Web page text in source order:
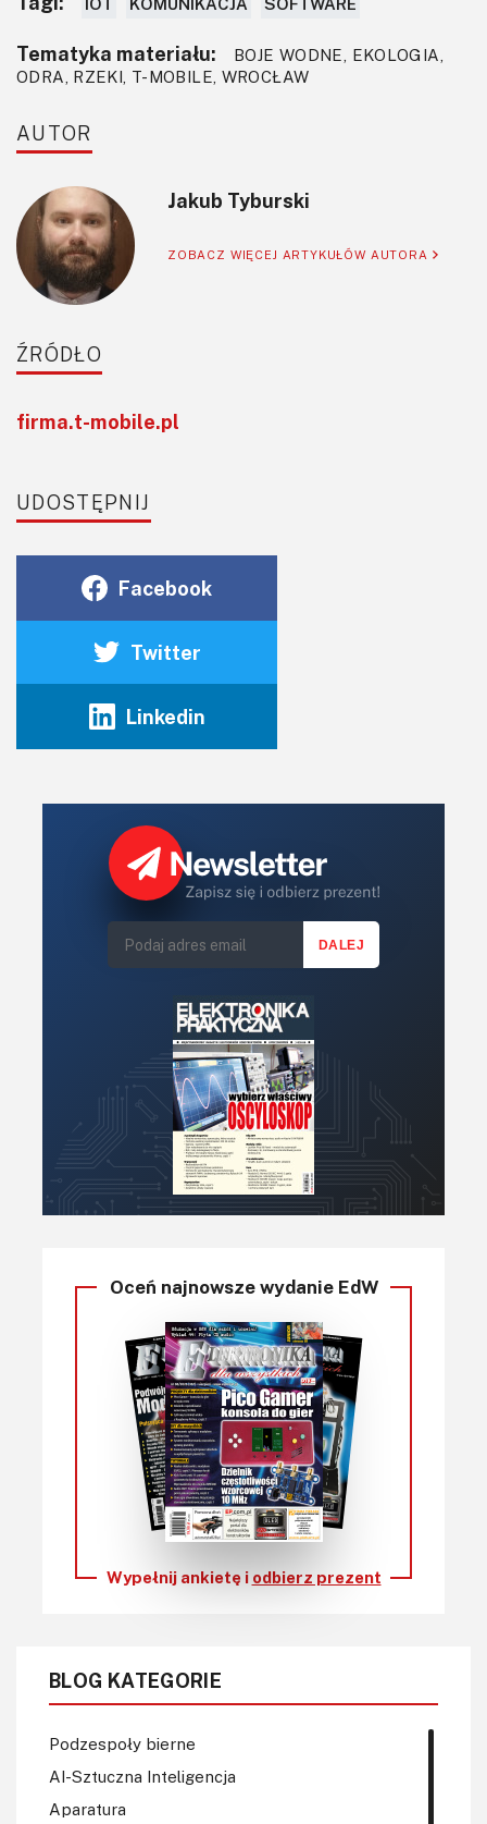
Tematyka materiału:
BOJE WODNE, EKOLOGIA,
ODRA, RZEKI, T-MOBILE, WROCŁAW
AUTOR
Jakub Tyburski
ZOBACZ WIĘCEJ ARTYKUŁÓW AUTORA
ŹRÓDŁO
firma.t-mobile.pl
UDOSTĘPNIJ
Facebook
Twitter
Linkedin
Oceń najnowsze wydanie EdW
Wypełnij ankietę i odbierz prezent
BLOG KATEGORIE
Podzespoły bierne
AI-Sztuczna Inteligencja
Aparatura